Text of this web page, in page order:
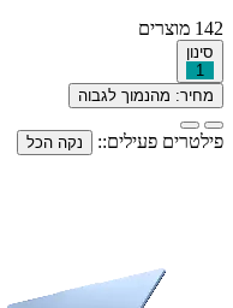
142 מוצרים
סינון
1
מחיר: מהנמוך לגבוה
פילטרים פעילים:: נקה הכל